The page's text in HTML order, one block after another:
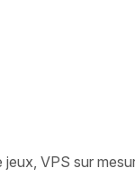
VPS sur